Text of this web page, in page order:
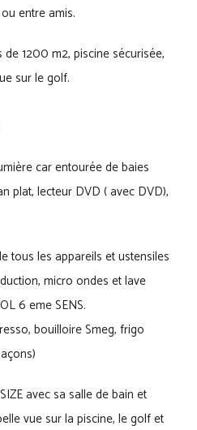
entre amis.
1200 m2, piscine sécurisée,
sur le golf.
car entourée de baies
plat, lecteur DVD ( avec DVD),
tous les appareils et ustensiles
micro ondes et lave
6 eme SENS.
bouilloire Smeg, frigo
avec sa salle de bain et
vue sur la piscine, le golf et